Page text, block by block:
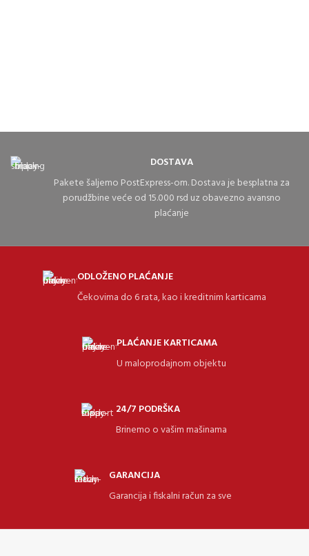
DOSTAVA
Pakete šaljemo PostExpress-om. Dostava je besplatna za
porudžbine veće od 15.000 rsd uz obavezno avansno
plaćanje
ODLOŽENO PLAĆANJE
Čekovima do 6 rata, kao i kreditnim karticama
PLAĆANJE KARTICAMA
U maloprodajnom objektu
24/7 PODRŠKA
Brinemo o vašim mašinama
GARANCIJA
Garancija i fiskalni račun za sve